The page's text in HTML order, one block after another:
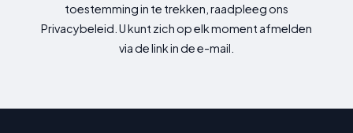
toestemming in te trekken, raadpleeg ons
Privacybeleid. U kunt zich op elk moment afmelden
via de link in de e-mail.